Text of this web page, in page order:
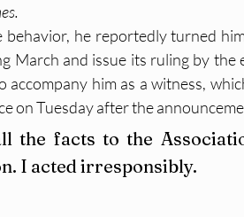
he reportedly turned
March and issue its ruling by
him as a witness,
on Tuesday after the
the facts to the
I acted irresponsibly.